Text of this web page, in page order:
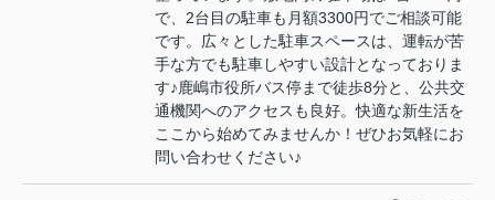
で、2台目の駐車も月額3300円でご相談可能
です。広々とした駐車スペースは、運転が苦
手な方でも駐車しやすい設計となっておりま
す♪鹿嶋市役所バス停まで徒歩8分と、公共交
通機関へのアクセスも良好。快適な新生活を
ここから始めてみませんか！ぜひお気軽にお
問い合わせください♪